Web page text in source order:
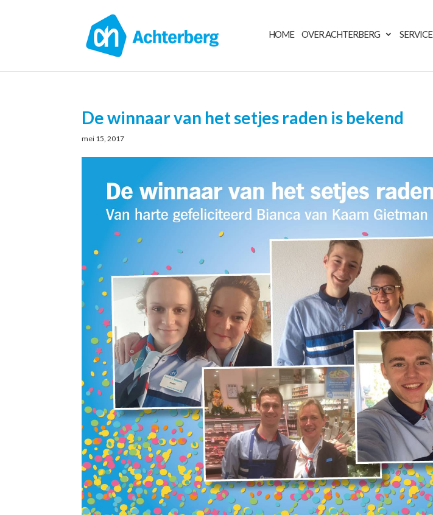
HOME OVER ACHTERBERG SERVICE
De winnaar van het setjes raden is bekend
mei 15, 2017